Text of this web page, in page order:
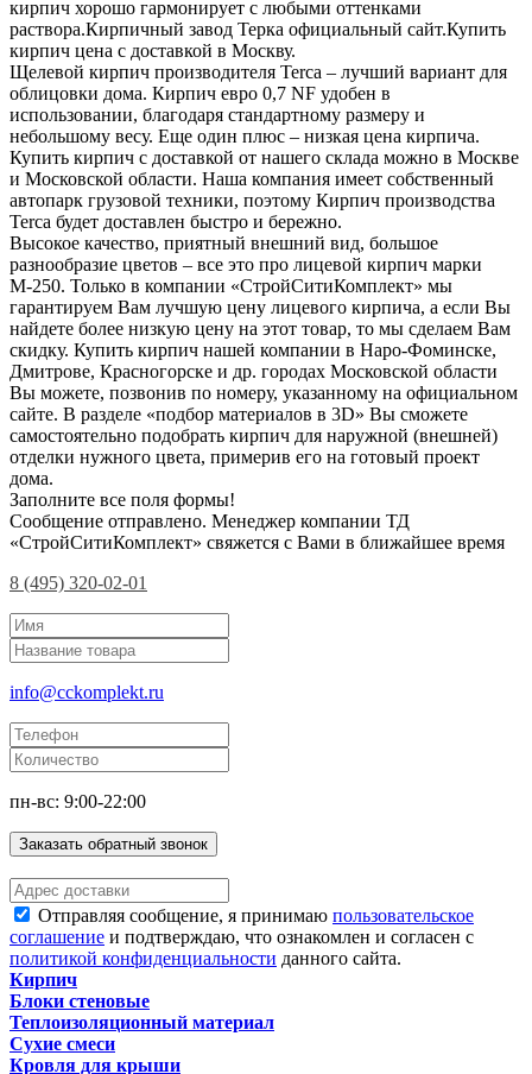
кирпич хорошо гармонирует с любыми оттенками
раствора.Кирпичный завод Терка официальный сайт.Купить
кирпич цена с доставкой в Москву.
Щелевой кирпич производителя Terca – лучший вариант для
облицовки дома. Кирпич евро 0,7 NF удобен в
использовании, благодаря стандартному размеру и
небольшому весу. Еще один плюс – низкая цена кирпича.
Купить кирпич с доставкой от нашего склада можно в Москве
и Московской области. Наша компания имеет собственный
автопарк грузовой техники, поэтому Кирпич производства
Terca будет доставлен быстро и бережно.
Высокое качество, приятный внешний вид, большое
разнообразие цветов – все это про лицевой кирпич марки
М-250. Только в компании «СтройСитиКомплект» мы
гарантируем Вам лучшую цену лицевого кирпича, а если Вы
найдете более низкую цену на этот товар, то мы сделаем Вам
скидку. Купить кирпич нашей компании в Наро-Фоминске,
Дмитрове, Красногорске и др. городах Московской области
Вы можете, позвонив по номеру, указанному на официальном
сайте. В разделе «подбор материалов в 3D» Вы сможете
самостоятельно подобрать кирпич для наружной (внешней)
отделки нужного цвета, примерив его на готовый проект
дома.
Заполните все поля формы!
Сообщение отправлено. Менеджер компании ТД
«СтройСитиКомплект» свяжется с Вами в ближайшее время
8 (495) 320-02-01
info@cckomplekt.ru
пн-вс: 9:00-22:00
Заказать обратный звонок
Отправляя сообщение, я принимаю пользовательское
соглашение и подтверждаю, что ознакомлен и согласен с
политикой конфиденциальности данного сайта.
Кирпич
Блоки стеновые
Теплоизоляционный материал
Сухие смеси
Кровля для крыши